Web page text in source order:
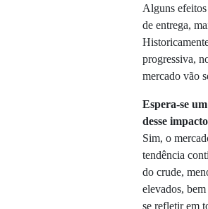
Alguns efeitos
de entrega,
progressiva,
mercado vão
Espera-se
desse
Sim, o
tendência
do crude,
elevados,
se refletir em